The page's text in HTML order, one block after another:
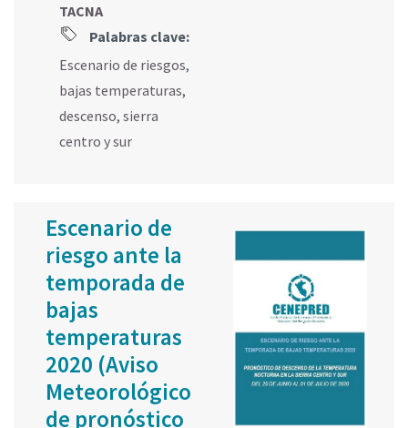
TACNA
Palabras clave:
Escenario de riesgos,
bajas temperaturas,
descenso, sierra
centro y sur
Escenario de
riesgo ante la
temporada de
bajas
temperaturas
2020 (Aviso
Meteorológico
de pronóstico